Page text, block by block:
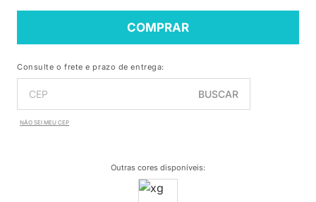
COMPRAR
Consulte o frete e prazo de entrega:
BUSCAR
NÃO SEI MEU CEP
Outras cores disponíveis: